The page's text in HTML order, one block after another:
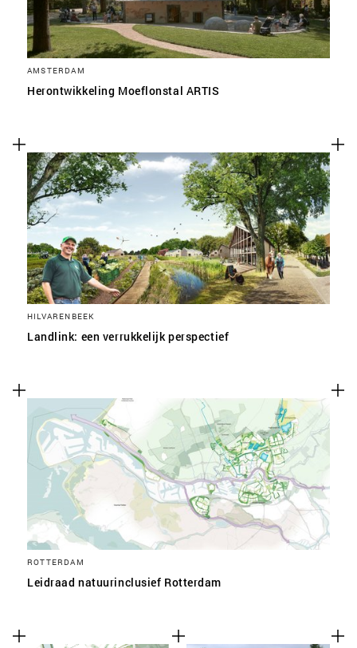
AMSTERDAM
Herontwikkeling Moeflonstal ARTIS
HILVARENBEEK
Landlink: een verrukkelijk perspectief
ROTTERDAM
Leidraad natuurinclusief Rotterdam